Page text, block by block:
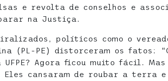
e revolta de conselhos e
na Justiça.
políticos como o
(PL-PE) distorceram os fatos:
UFPE? Agora ficou muito fácil.
Eles cansaram de roubar a terra e